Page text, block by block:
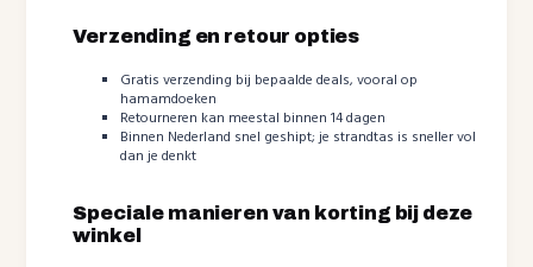
Verzending en retour opties
Gratis verzending bij bepaalde deals, vooral op
hamamdoeken
Retourneren kan meestal binnen 14 dagen
Binnen Nederland snel geshipt; je strandtas is sneller vol
dan je denkt
Speciale manieren van korting bij deze
winkel